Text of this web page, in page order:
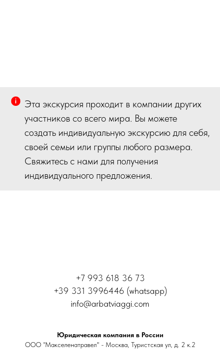
Эта экскурсия проходит в компании других
участников со всего мира. Вы можете
создать индивидуальную экскурсию для себя,
своей семьи или группы любого размера.
Свяжитесь с нами для получения
индивидуального предложения.
+7 993 618 36 73
+39 331 3996446 (whatsapp)
info@arbatviaggi.com
Юридическая компания в России
ООО "Макселенатравел" - Москва, Туристская ул, д. 2 к.2